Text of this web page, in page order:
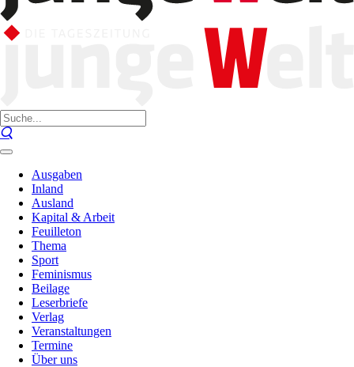
Ausgaben
Inland
Ausland
Kapital & Arbeit
Feuilleton
Thema
Sport
Feminismus
Beilage
Leserbriefe
Verlag
Veranstaltungen
Termine
Über uns